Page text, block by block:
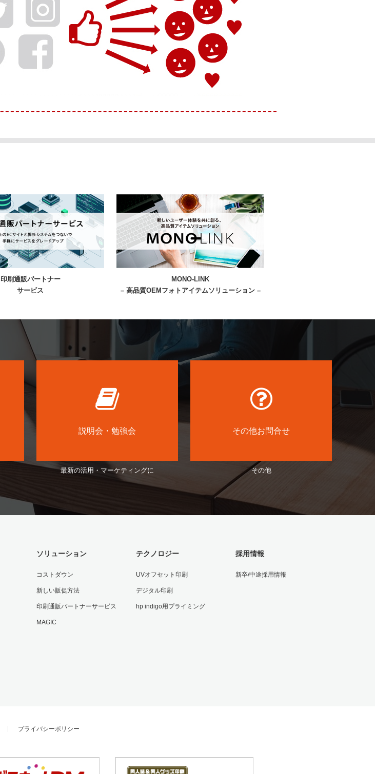
印刷通販パートナー
サービス
MONO-LINK
– 高品質OEMフォトアイテムソリューション –
説明会・勉強会
最新の活用・マーケティングに
その他お問合せ
その他
ソリューション
コストダウン
新しい販促方法
印刷通販パートナーサービス
MAGIC
テクノロジー
UVオフセット印刷
デジタル印刷
hp indigo用プライミング
採用情報
新卒/中途採用情報
プライバシーポリシー